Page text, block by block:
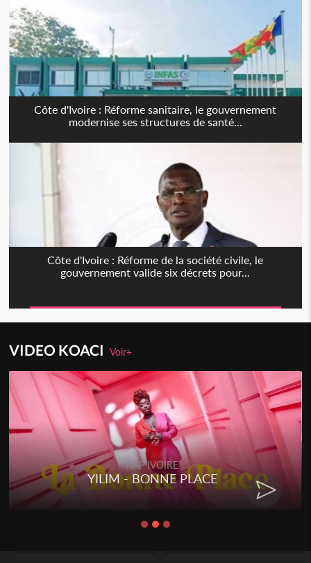
Côte d'Ivoire : Réforme sanitaire, le gouvernement
modernise ses structures de santé...
Côte d'Ivoire : Réforme de la société civile, le
gouvernement valide six décrets pour...
VIDEO KOACIVoir+
RAP IVOIRE
YILIM - BONNE PLACE